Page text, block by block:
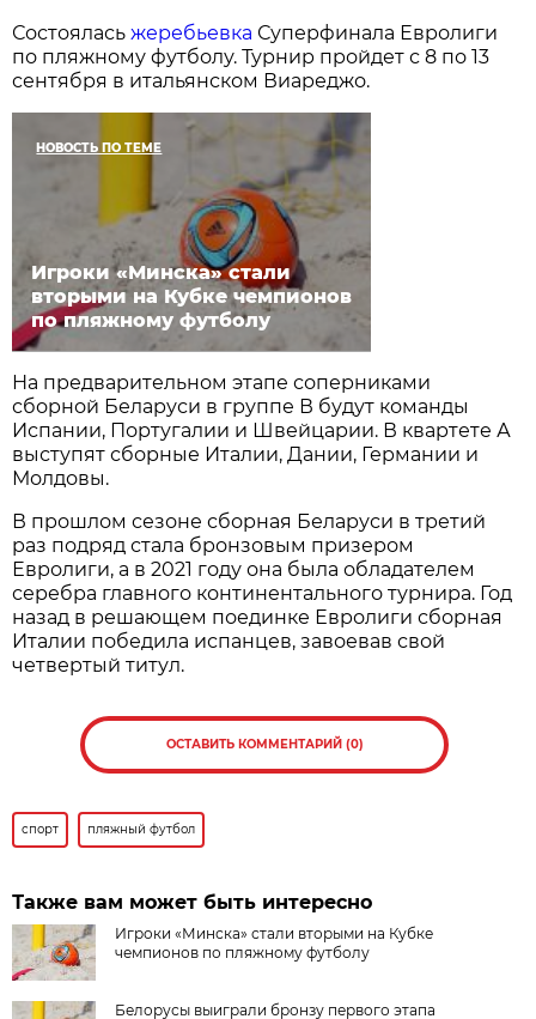
Состояласьжеребьевка Суперфинала Евролиги
по пляжному футболу. Турнир пройдет с 8 по 13
сентября в итальянском Виареджо.
НОВОСТЬ ПО ТЕМЕ
Игроки «Минска» стали
вторыми на Кубке чемпионов
по пляжному футболу
На предварительном этапе соперниками
сборной Беларуси в группе В будут команды
Испании, Португалии и Швейцарии. В квартете А
выступят сборные Италии, Дании, Германии и
Молдовы.
В прошлом сезоне сборная Беларуси в третий
раз подряд стала бронзовым призером
Евролиги, а в 2021 году она была обладателем
серебра главного континентального турнира. Год
назад в решающем поединке Евролиги сборная
Италии победила испанцев, завоевав свой
четвертый титул.
ОСТАВИТЬ КОММЕНТАРИЙ (0)
спорт пляжный футбол
Также вам может быть интересно
Игроки «Минска» стали вторыми на Кубке
чемпионов по пляжному футболу
Белорусы выиграли бронзу первого этапа